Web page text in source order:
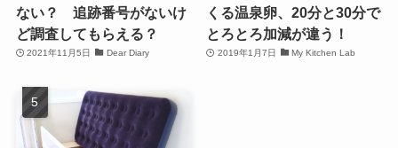
ない？ 追跡番号がないけ
ど調査してもらえる？
2021年11月5日 Dear Diary
くる温泉卵、20分と30分で
とろとろ加減が違う！
2019年1月7日 My Kitchen Lab